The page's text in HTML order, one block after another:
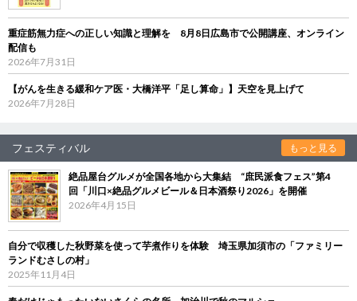
重症筋無力症への正しい知識と理解を 8月8日広島市で公開講座、オンライン
配信も
2026年7月31日
【がんを生きる緩和ケア医・大橋洋平「足し算命」】天空を見上げて
2026年7月28日
フェスティバル もっと見る
絶品屋台グルメが全国各地から大集結 “庶民派食フェス”第4
回「川口×絶品グルメビール＆日本酒祭り2026」を開催
2026年4月15日
自分で収穫した秋野菜を使って芋煮作りを体験 埼玉県加須市の「ファミリー
ランドむさしの村」
2025年11月4日